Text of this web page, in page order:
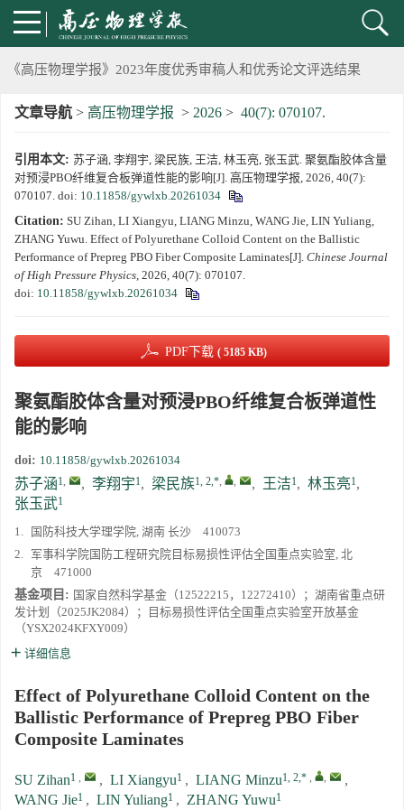
《高压物理学报》第二届青年编委会招募启事
《高压物理学报》2023年度优秀审稿人和优秀论文评选结果
第十四届全国爆炸力学学术会议 第二轮通知
第二十一届中国高压科学学术会议第一轮通知
《高压物理学报》第三届青年编委会招募启事
文章导航 > 高压物理学报 > 2026 > 40(7): 070107.
引用本文: 苏子涵, 李翔宇, 梁民族, 王洁, 林玉亮, 张玉武. 聚氨酯胶体含量
对预浸PBO纤维复合板弹道性能的影响[J]. 高压物理学报, 2026, 40(7):
070107. doi: 10.11858/gywlxb.20261034
Citation: SU Zihan, LI Xiangyu, LIANG Minzu, WANG Jie, LIN Yuliang,
ZHANG Yuwu. Effect of Polyurethane Colloid Content on the Ballistic
Performance of Prepreg PBO Fiber Composite Laminates[J]. Chinese Journal
of High Pressure Physics, 2026, 40(7): 070107.
doi: 10.11858/gywlxb.20261034
PDF下载 ( 5185 KB)
聚氨酯胶体含量对预浸PBO纤维复合板弹道性
能的影响
doi: 10.11858/gywlxb.20261034
苏子涵1, , 李翔宇1, 梁民族1, 2,*, , , 王洁1, 林玉亮1,
张玉武1
1.
国防科技大学理学院, 湖南 长沙 410073
2. 军事科学院国防工程研究院目标易损性评估全国重点实验室, 北
京 471000
基金项目: 国家自然科学基金（12522215，12272410）；湖南省重点研
发计划（2025JK2084）；目标易损性评估全国重点实验室开放基金
（YSX2024KFXY009）
详细信息
Effect of Polyurethane Colloid Content on the
Ballistic Performance of Prepreg PBO Fiber
Composite Laminates
SU Zihan1 , , LI Xiangyu1 , LIANG Minzu1, 2,* , ,
,
WANG Jie1 , LIN Yuliang1 , ZHANG Yuwu1